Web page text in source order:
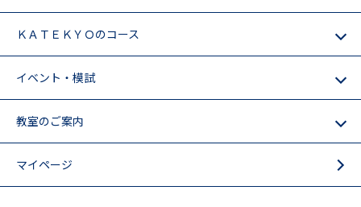
ＫＡＴＥＫＹＯのコース
イベント・模試
教室のご案内
マイページ